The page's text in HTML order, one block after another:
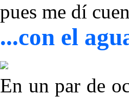
pues me dí
...con el
En un par de